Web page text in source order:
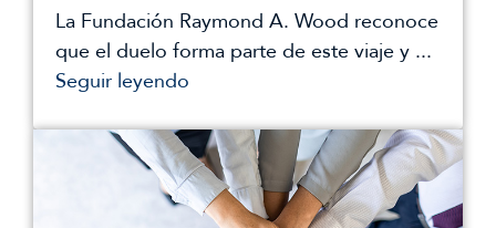
La Fundación Raymond A. Wood reconoce
que el duelo forma parte de este viaje y ...
Seguir leyendo